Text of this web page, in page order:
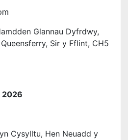
Glannau Dyfrdwy,
Sir y Fflint, CH5
2026
Cysylltu, Hen Neuadd y